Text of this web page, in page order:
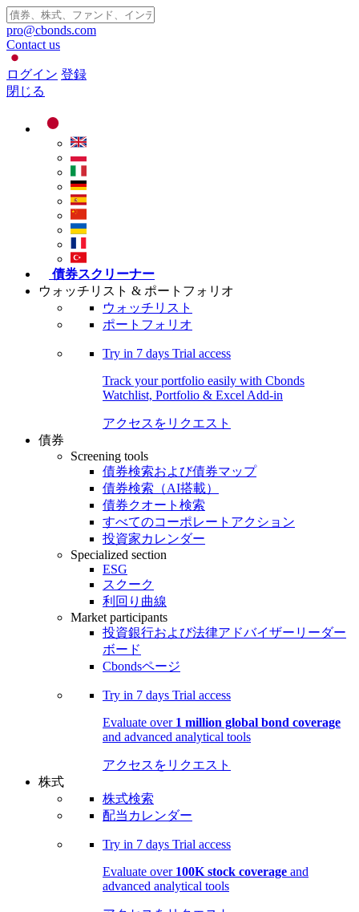
pro@cbonds.com
Contact us
ログイン 登録
閉じる
債券スクリーナー
ウォッチリスト & ポートフォリオ
ウォッチリスト
ポートフォリオ
Try in 7 days Trial access
Track your portfolio easily with Cbonds
Watchlist, Portfolio & Excel Add-in
アクセスをリクエスト
債券
Screening tools
債券検索および債券マップ
債券検索（AI搭載）
債券クオート検索
すべてのコーポレートアクション
投資家カレンダー
Specialized section
ESG
スクーク
利回り曲線
Market participants
投資銀行および法律アドバイザーリーダー
ボード
Cbondsページ
Try in 7 days Trial access
Evaluate over 1 million global bond coverage
and advanced analytical tools
アクセスをリクエスト
株式
株式検索
配当カレンダー
Try in 7 days Trial access
Evaluate over 100K stock coverage and
advanced analytical tools